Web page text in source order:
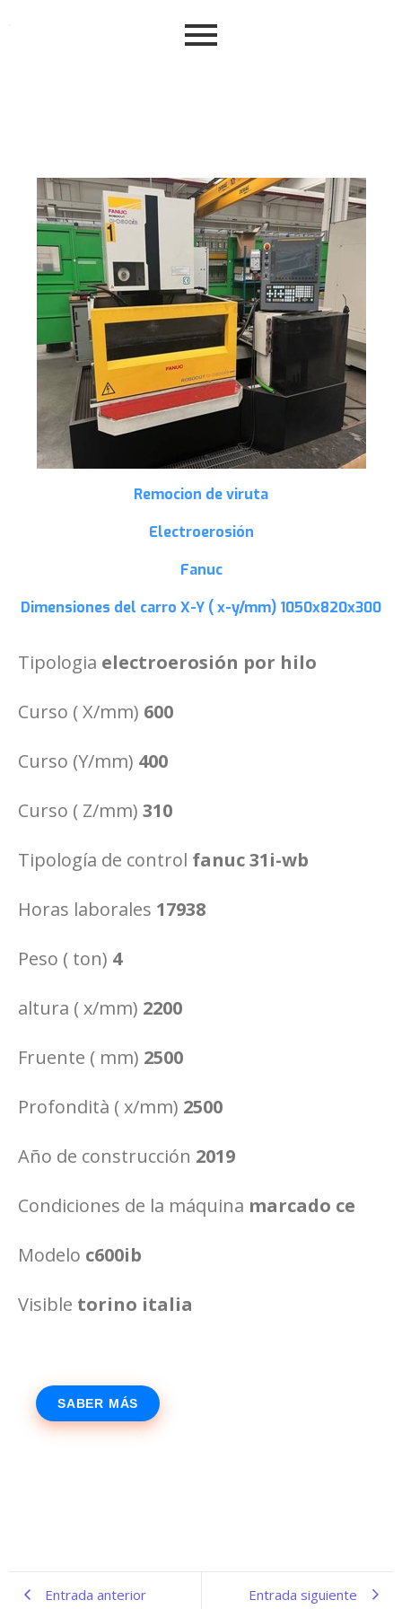
Remocion de viruta
Electroerosión
Fanuc
Dimensiones del carro X-Y ( x-y/mm) 1050x820x300
Tipologia electroerosión por hilo
Curso ( X/mm) 600
Curso (Y/mm) 400
Curso ( Z/mm) 310
Tipología de control fanuc 31i-wb
Horas laborales 17938
Peso ( ton) 4
altura ( x/mm) 2200
Fruente ( mm) 2500
Profondità ( x/mm) 2500
Año de construcción 2019
Condiciones de la máquina marcado ce
Modelo c600ib
Visible torino italia
SABER MÁS
Entrada anterior Entrada siguiente